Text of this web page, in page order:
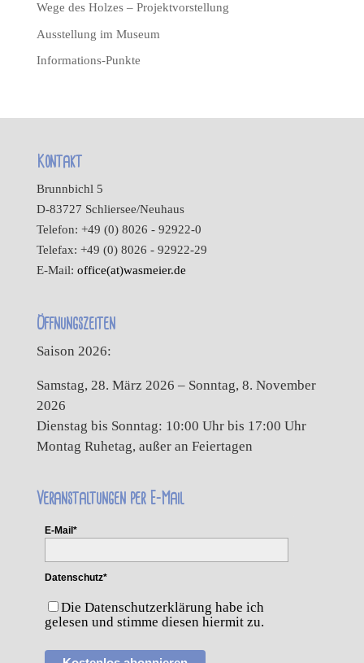
Wege des Holzes – Projektvorstellung
Ausstellung im Museum
Informations-Punkte
Kontakt
Brunnbichl 5
D-83727 Schliersee/Neuhaus
Telefon: +49 (0) 8026 - 92922-0
Telefax: +49 (0) 8026 - 92922-29
E-Mail: office(at)wasmeier.de
Öffnungszeiten
Saison 2026:
Samstag, 28. März 2026 – Sonntag, 8. November
2026
Dienstag bis Sonntag: 10:00 Uhr bis 17:00 Uhr
Montag Ruhetag, außer an Feiertagen
Veranstaltungen per E-Mail
E-Mail*
Datenschutz*
Die Datenschutzerklärung habe ich
gelesen und stimme diesen hiermit zu.